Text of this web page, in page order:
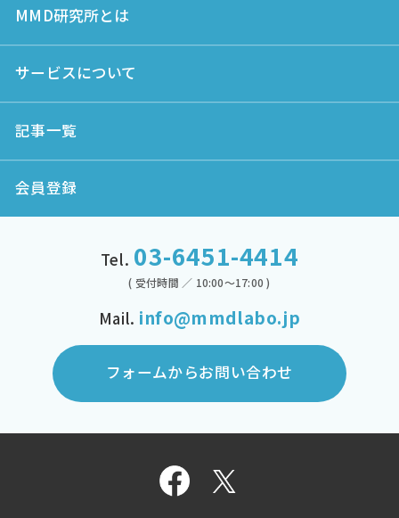
MMD研究所とは
サービスについて
記事一覧
会員登録
Tel. 03-6451-4414
( 受付時間 ／ 10:00～17:00 )
Mail. info@mmdlabo.jp
フォームからお問い合わせ